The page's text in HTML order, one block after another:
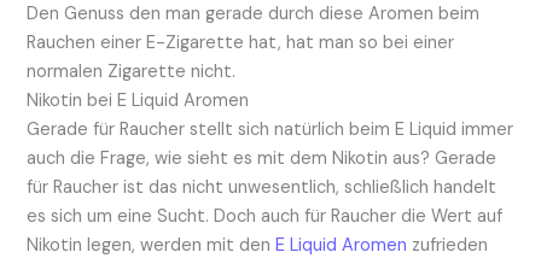
Den Genuss den man gerade durch diese Aromen beim
Rauchen einer E-Zigarette hat, hat man so bei einer
normalen Zigarette nicht.
Nikotin bei E Liquid Aromen
Gerade für Raucher stellt sich natürlich beim E Liquid immer
auch die Frage, wie sieht es mit dem Nikotin aus? Gerade
für Raucher ist das nicht unwesentlich, schließlich handelt
es sich um eine Sucht. Doch auch für Raucher die Wert auf
Nikotin legen, werden mit denE Liquid Aromen zufrieden